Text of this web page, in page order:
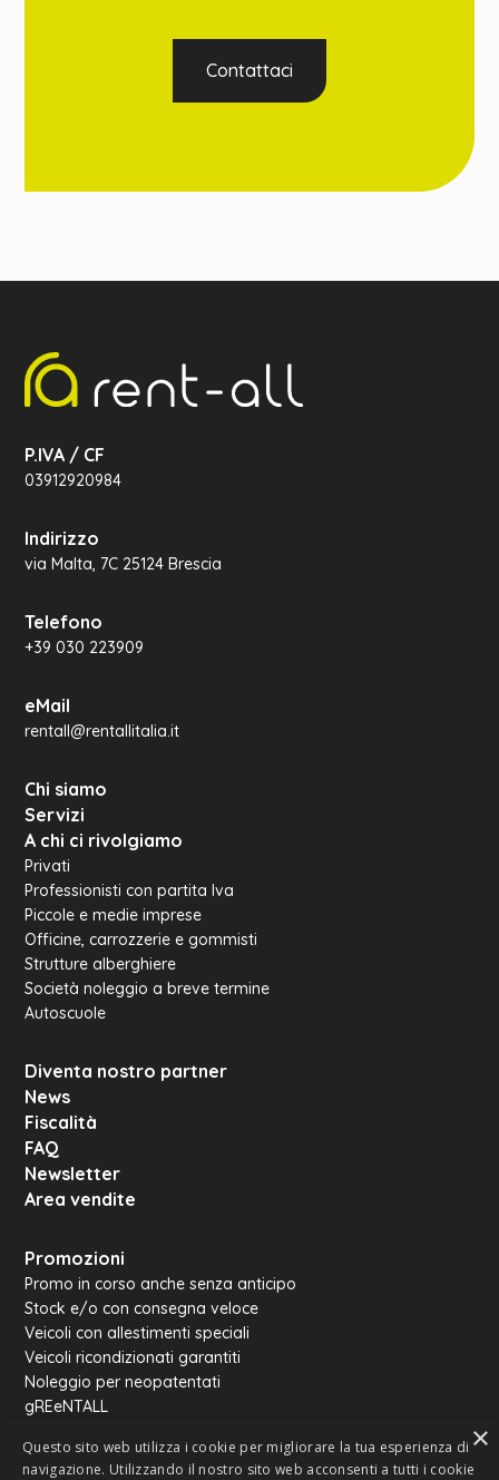
Contattaci
P.IVA / CF
03912920984
Indirizzo
via Malta, 7C 25124 Brescia
Telefono
+39 030 223909
eMail
rentall@rentallitalia.it
Chi siamo
Servizi
A chi ci rivolgiamo
Privati
Professionisti con partita Iva
Piccole e medie imprese
Officine, carrozzerie e gommisti
Strutture alberghiere
Società noleggio a breve termine
Autoscuole
Diventa nostro partner
News
Fiscalità
FAQ
Newsletter
Area vendite
Promozioni
Promo in corso anche senza anticipo
Stock e/o con consegna veloce
Veicoli con allestimenti speciali
Veicoli ricondizionati garantiti
Noleggio per neopatentati
gREeNTALL
Noleggio omologati autocarro
×
Questo sito web utilizza i cookie per migliorare la tua esperienza di
navigazione. Utilizzando il nostro sito web acconsenti a tutti i cookie